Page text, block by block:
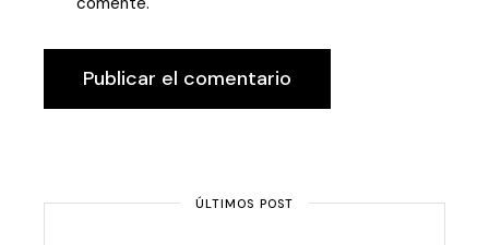
Publicar el comentario
ÚLTIMOS POST